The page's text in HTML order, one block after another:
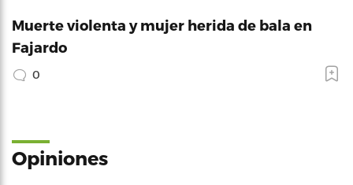
Muerte violenta y mujer herida de bala en
Fajardo
0
Opiniones